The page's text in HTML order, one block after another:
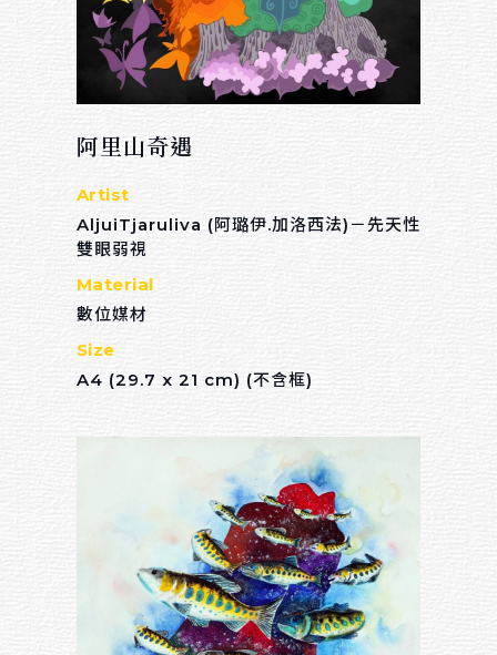
阿里山奇遇
Artist
AljuiTjaruliva (阿璐伊.加洛西法)－先天性
雙眼弱視
Material
數位媒材
Size
A4 (29.7 x 21 cm) (不含框)